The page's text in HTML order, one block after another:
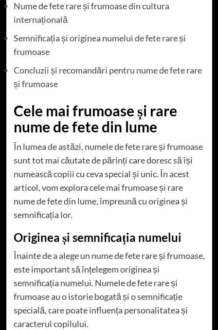
Nume de fete rare și frumoase din cultura
internațională
Semnificația și originea numelui de fete rare și
frumoase
Concluzii și recomandări pentru nume de fete rare
și frumoase
Cele mai frumoase și rare
nume de fete din lume
În lumea de astăzi, numele de fete rare și frumoase
sunt tot mai căutate de părinți care doresc să își
numească copiii cu ceva special și unic. În acest
articol, vom explora cele mai frumoase și rare
nume de fete din lume, împreună cu originea și
semnificația lor.
Originea și semnificația numelui
Înainte de a alege un nume de fete rare și frumoase,
este important să înțelegem originea și
semnificația numelui. Numele de fete rare și
frumoase au o istorie bogată și o semnificație
specială, care poate influența personalitatea și
caracterul copilului.